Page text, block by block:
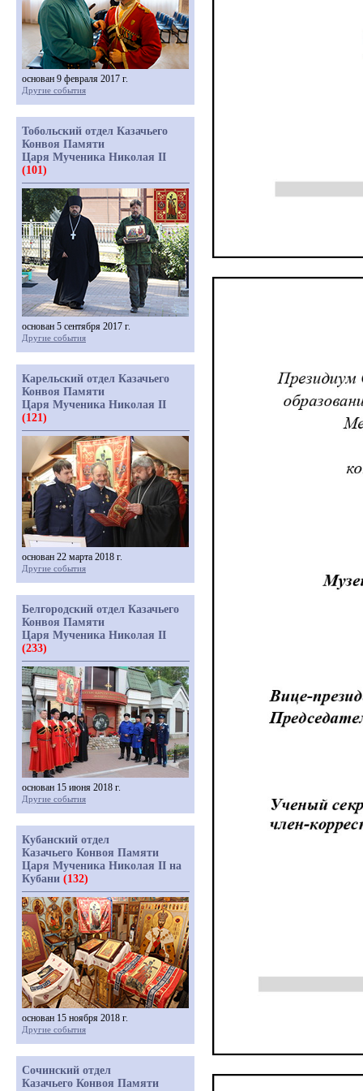
основан 9 февраля 2017 г.
Другие события
Тобольский отдел Казачьего
Конвоя Памяти
Царя Мученика Николая II
(101)
основан 5 сентября 2017 г.
Другие события
Карельский отдел Казачьего
Конвоя Памяти
Царя Мученика Николая II
(121)
основан 22 марта 2018 г.
Другие события
Белгородский отдел Казачьего
Конвоя Памяти
Царя Мученика Николая II
(233)
основан 15 июня 2018 г.
Другие события
Кубанский отдел
Казачьего Конвоя Памяти
Царя Мученика Николая II на
Кубани (132)
основан 15 ноября 2018 г.
Другие события
Сочинский отдел
Казачьего Конвоя Памяти